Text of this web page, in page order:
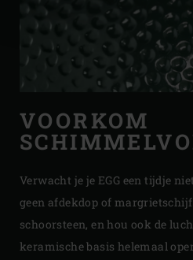
VOORKOM
Verwacht je je EGG een tijdje
geen afdekdop of
schoorsteen, en hou ook de
keramische basis helemaal